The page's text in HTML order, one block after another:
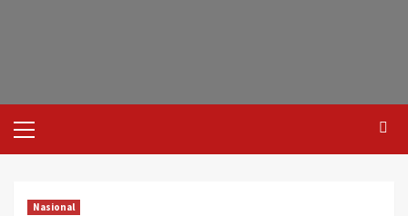
Nasional